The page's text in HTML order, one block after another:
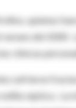
quienes
del
clínicas
sufrieron
séptica. La